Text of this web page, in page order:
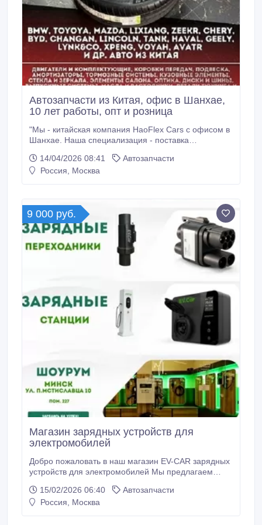
e34, e46, крылья для Фольксваген Гольф 3.
Автозапчасти из Китая, офис в Шанхае,
10 лет работы, опт и розница
"Мы - китайская компания HaoFlex Cars с офисом в
Шанхае. Наша специализация - поставка
многолетней работе на китайском рынке и
сотрудничеству с производителями и поставщиками
14/04/2026 08:41
Автозапчасти
Россия, Москва
9 000 руб.
Магазин зарядных устройств для
электромобилей
Добро пожаловать в наш магазин EV-CAR зарядных
устройств для электромобилей Мы предлагаем
зарядных устройств, станций, которые идеально
подойдут для вашего электромобиля. Наша цель —
15/02/2026 06:40
Автозапчасти
Россия, Москва